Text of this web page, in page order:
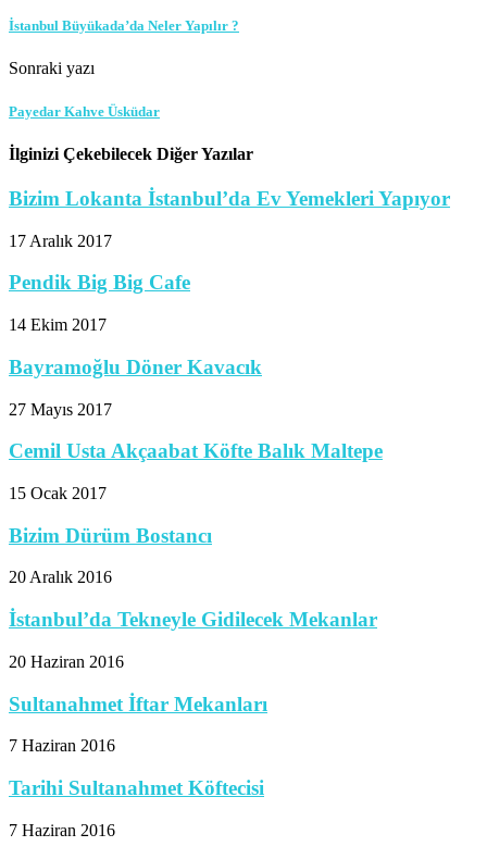
İstanbul Büyükada’da Neler Yapılır ?
Sonraki yazı
Payedar Kahve Üsküdar
İlginizi Çekebilecek Diğer Yazılar
Bizim Lokanta İstanbul’da Ev Yemekleri Yapıyor
17 Aralık 2017
Pendik Big Big Cafe
14 Ekim 2017
Bayramoğlu Döner Kavacık
27 Mayıs 2017
Cemil Usta Akçaabat Köfte Balık Maltepe
15 Ocak 2017
Bizim Dürüm Bostancı
20 Aralık 2016
İstanbul’da Tekneyle Gidilecek Mekanlar
20 Haziran 2016
Sultanahmet İftar Mekanları
7 Haziran 2016
Tarihi Sultanahmet Köftecisi
7 Haziran 2016